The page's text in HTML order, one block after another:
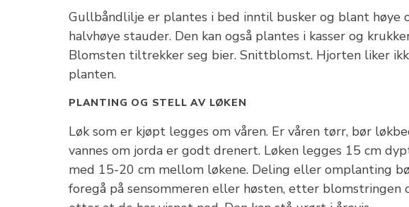
Gullbåndlilje er plantes i bed inntil busker og blant høye
halvhøye stauder. Den kan også plantes i kasser og
Blomsten tiltrekker seg bier. Snittblomst. Hjorten liker
planten.
PLANTING OG STELL AV LØKEN
Løk som er kjøpt legges om våren. Er våren tørr, bør
vannes om jorda er godt drenert. Løken legges 15 cm
med 15-20 cm mellom løkene. Deling eller omplanting
foregå på sensommeren eller høsten, etter blomstringen